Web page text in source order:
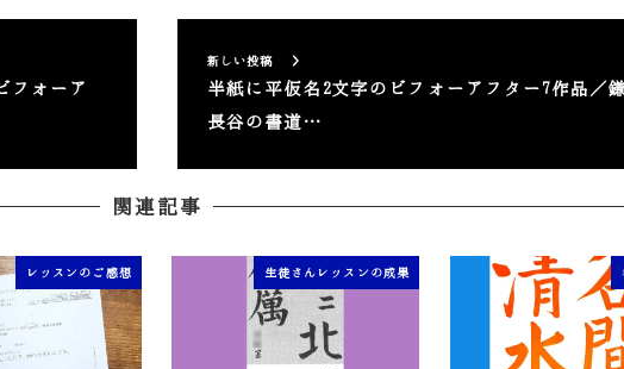
フォーア
新しい投稿
半紙に平仮名2文字のビフォーアフター7作品／
長谷の書道…
関連記事
レッスンのご感想 生徒さんレッスンの成果